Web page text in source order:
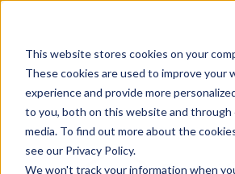
This website stores cookies on your
These cookies are used to improve your
experience and provide more
to you, both on this website and
media. To find out more about the
see our Privacy Policy.
We won't track your information when